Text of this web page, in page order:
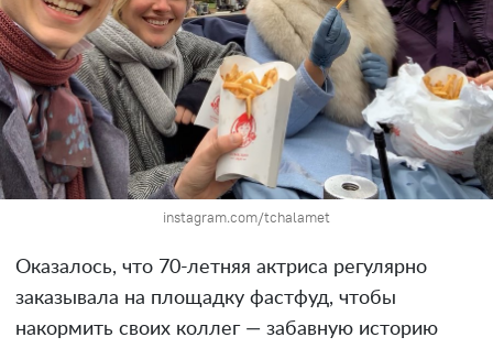
instagram.com/tchalamet
Оказалось, что 70-летняя актриса регулярно
заказывала на площадку фастфуд, чтобы
накормить своих коллег — забавную историю